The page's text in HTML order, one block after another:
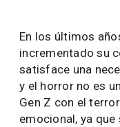
En los últimos
incrementado su
satisface una
y el horror no es
Gen Z con el
emocional, ya